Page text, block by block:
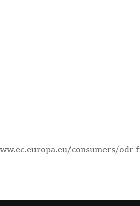
consumers/odr